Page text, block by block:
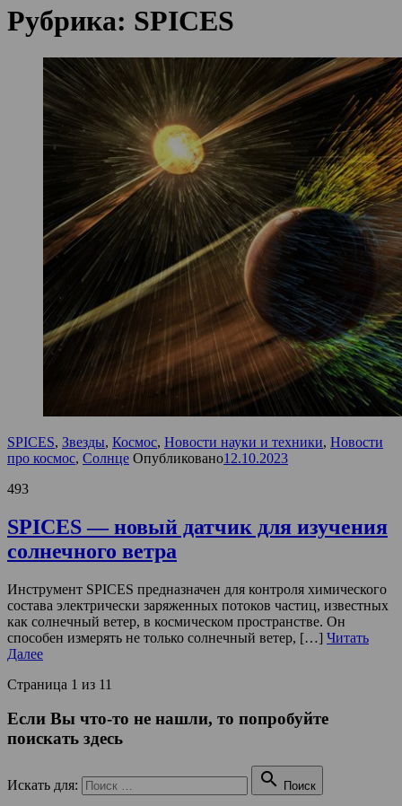
Рубрика: SPICES
SPICES, Звезды, Космос, Новости науки и техники, Новости
про космос, Солнце Опубликовано12.10.2023
493
SPICES — новый датчик для изучения
солнечного ветра
Инструмент SPICES предназначен для контроля химического
состава электрически заряженных потоков частиц, известных
как солнечный ветер, в космическом пространстве. Он
способен измерять не только солнечный ветер, […] Читать
Далее
Страница 1 из 11
Если Вы что-то не нашли, то попробуйте
поискать здесь
Искать для:  Поиск